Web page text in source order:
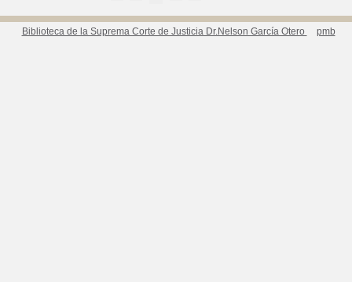
Biblioteca de la Suprema Corte de Justicia Dr.Nelson García Otero pmb